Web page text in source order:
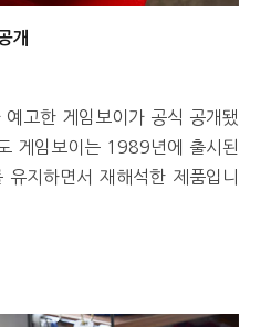
개
고한 게임보이가 공식 공개됐
게임보이는 1989년에 출시된
지하면서 재해석한 제품입니